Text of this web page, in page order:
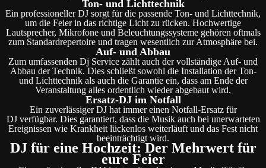
Ton- und Lichttechnik
Ein professioneller DJ sorgt für die passende Ton- und Lichttechnik,
um die Feier in das richtige Licht zu rücken. Hochwertige
Lautsprecher, Mikrofone und Beleuchtungssysteme gehören oftmals
zum Standardrepertoire und tragen wesentlich zur Atmosphäre bei.
Auf- und Abbau
Zum umfassenden Dj Service zählt auch der vollständige Auf- und
Abbau der Technik. Dies schließt sowohl die Installation der Ton-
und Lichttechnik als auch die Garantie ein, dass am Ende der
Veranstaltung alles ordentlich wieder abgebaut wird.
Ersatz-DJ im Notfall
Ein zuverlässiger DJ hat immer einen Notfall-Ersatz für
DJ verfügbar. Dies garantiert, dass die Musik auch bei unerwarteten
Ereignissen wie Krankheit lückenlos weiterläuft und das Fest nicht
beeinträchtigt wird.
DJ für eine Hochzeit: Der Mehrwert für
eure Feier